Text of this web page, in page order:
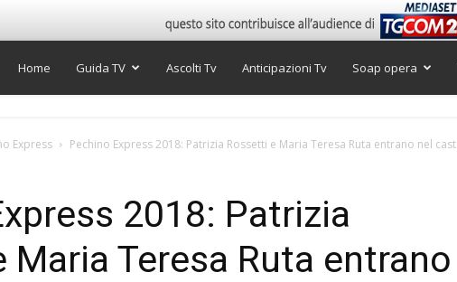
Super
Home Guida TV Ascolti Tv Anticipazioni Tv Soap opera
Express Pechino Express 2018: Patrizia Rossetti e Maria Teresa Ruta entrano nel cast
2018: Patrizia
Maria Teresa Ruta entrano